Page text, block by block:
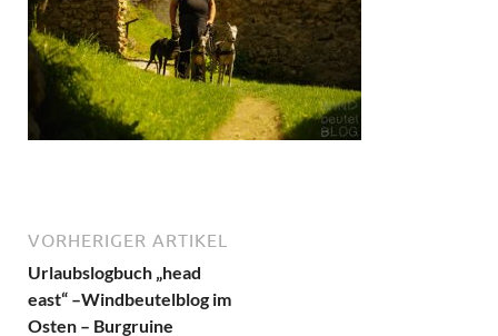
VORHERIGER ARTIKEL
Urlaubslogbuch „head
east“ –Windbeutelblog im
Osten – Burgruine